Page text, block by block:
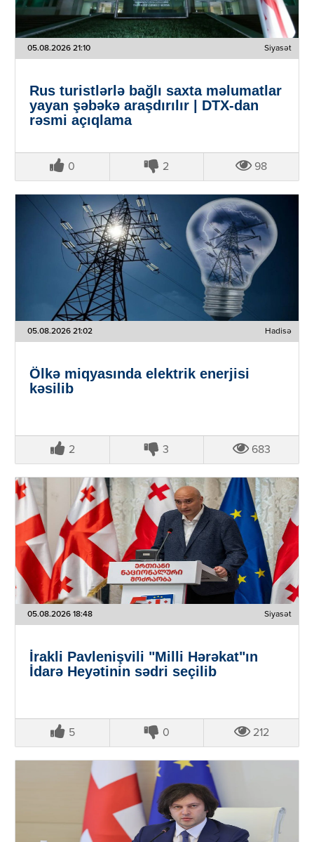
05.08.2026 21:10 Siyasət
Rus turistlərlə bağlı saxta məlumatlar
yayan şəbəkə araşdırılır | DTX-dan
rəsmi açıqlama
0 2 98
05.08.2026 21:02 Hadisə
Ölkə miqyasında elektrik enerjisi
kəsilib
2 3 683
05.08.2026 18:48 Siyasət
İrakli Pavlenişvili "Milli Hərəkat"ın
İdarə Heyətinin sədri seçilib
5 0 212